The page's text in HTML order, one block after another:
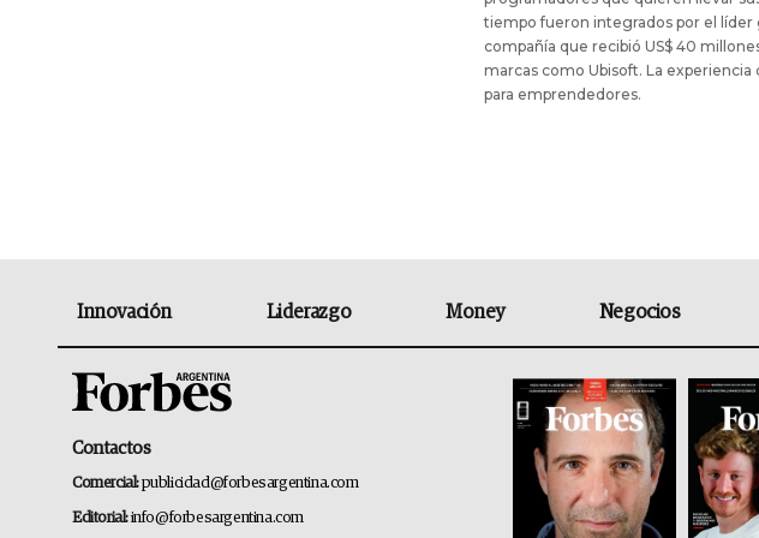
tiempo fueron integrados por el líder
compañía que recibió US$ 40
marcas como Ubisoft. La
para emprendedores.
Innovación Liderazgo Money Negocios
Contactos
Comercial:publicidad@forbesargentina.com
Editorial:info@forbesargentina.com